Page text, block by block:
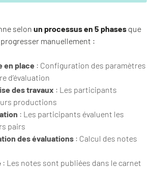
selon un processus en 5 phases que
manuellement :
en place : Configuration des paramètres
d’évaluation
des travaux : Les participants
productions
: Les participants évaluent les
pairs
des évaluations : Calcul des notes
: Les notes sont publiées dans le carnet